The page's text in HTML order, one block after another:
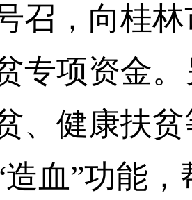
召，向桂
专项资金
、健康扶
造血”功能